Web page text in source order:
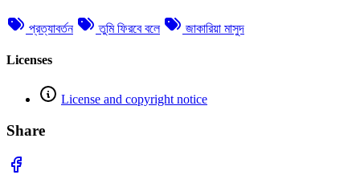
প্রত্যাবর্তন তুমি ফিরবে বলে জাকারিয়া মাসুদ
Licenses
License and copyright notice
Share